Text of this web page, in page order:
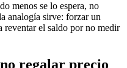
menos se lo espera, no
analogía sirve: forzar un
reventar el saldo por no medir
regalar precio